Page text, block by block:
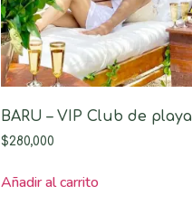
BARU – VIP Club de playa
$280,000
Añadir al carrito